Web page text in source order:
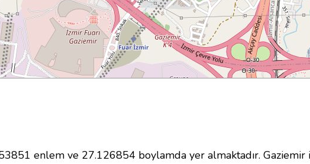
enlem ve 27.126854 boylamda yer almaktadır. Gaziemir